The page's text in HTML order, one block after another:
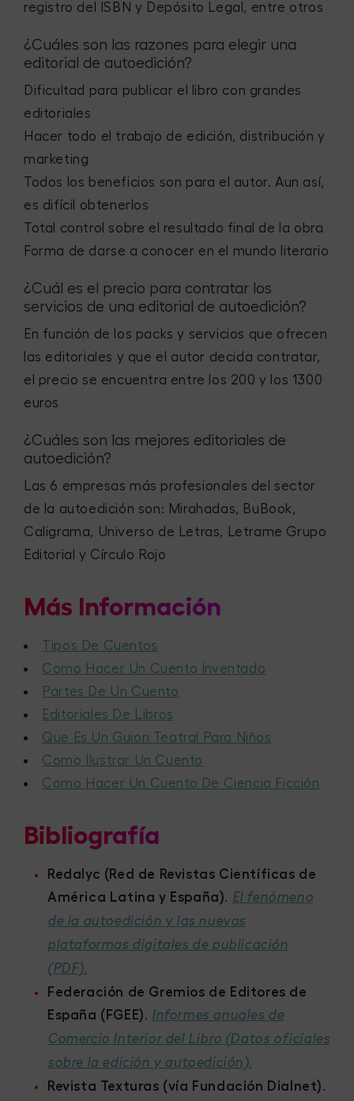
registro del ISBN y Depósito Legal, entre otros
¿Cuáles son las razones para elegir una
editorial de autoedición?
Dificultad para publicar el libro con grandes
editoriales
Hacer todo el trabajo de edición, distribución y
marketing
Todos los beneficios son para el autor. Aun así,
es difícil obtenerlos
Total control sobre el resultado final de la obra
Forma de darse a conocer en el mundo literario
¿Cuál es el precio para contratar los
servicios de una editorial de autoedición?
En función de los packs y servicios que ofrecen
las editoriales y que el autor decida contratar,
el precio se encuentra entre los 200 y los 1300
euros
¿Cuáles son las mejores editoriales de
autoedición?
Las 6 empresas más profesionales del sector
de la autoedición son: Mirahadas, BuBook,
Caligrama, Universo de Letras, Letrame Grupo
Editorial y Círculo Rojo
Más Información
Tipos De Cuentos
Como Hacer Un Cuento Inventado
Partes De Un Cuento
Editoriales De Libros
Que Es Un Guion Teatral Para Niños
Como Ilustrar Un Cuento
Como Hacer Un Cuento De Ciencia Ficción
Bibliografía
Redalyc (Red de Revistas Científicas de
América Latina y España). El fenómeno
de la autoedición y las nuevas
plataformas digitales de publicación
(PDF).
Federación de Gremios de Editores de
España (FGEE). Informes anuales de
Comercio Interior del Libro (Datos oficiales
sobre la edición y autoedición).
Revista Texturas (vía Fundación Dialnet).